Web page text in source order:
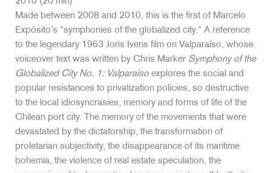
Made between 2008 and 2010, this is the first of Marcelo
Expósito’s "symphonies of the globalized city." A reference
to the legendary 1963 Joris Ivens film on Valparaíso, whose
voiceover text was written by Chris Marker Symphony of the
Globalized City No. 1: Valparaíso explores the social and
popular resistances to privatization policies, so destructive
to the local idiosyncrasies, memory and forms of life of the
Chilean port city. The memory of the movements that were
devastated by the dictatorship, the transformation of
proletarian subjectivity, the disappearance of its maritime
bohemia, the violence of real estate speculation, the